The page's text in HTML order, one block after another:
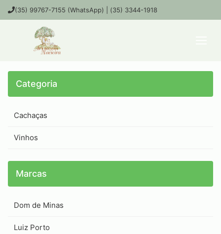
(35) 99767-7155 (WhatsApp) | (35) 3344-1918
Categoria
Cachaças
Vinhos
Marcas
Dom de Minas
Luiz Porto